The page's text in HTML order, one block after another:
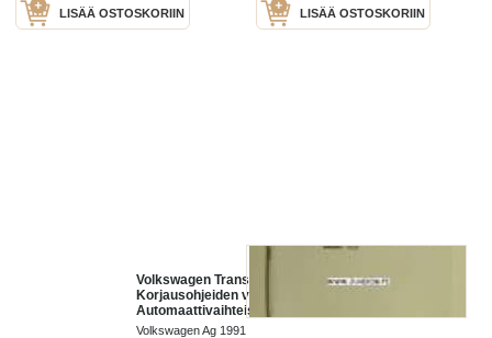
LISÄÄ OSTOSKORIIN LISÄÄ OSTOSKORIIN
Volkswagen Transporter 1991
Korjausohjeiden vihko;
Automaattivaihteisto -
korjaamokirjasarjan osa
Volkswagen Ag 1991